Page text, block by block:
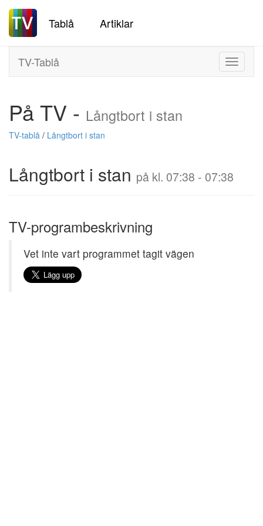
Tablå Artiklar
Toggle
TV-Tablå
På TV - Långtbort i stan
TV-tablå / Långtbort i stan
Långtbort i stan på kl. 07:38 - 07:38
TV-programbeskrivning
Vet inte vart programmet tagit vägen